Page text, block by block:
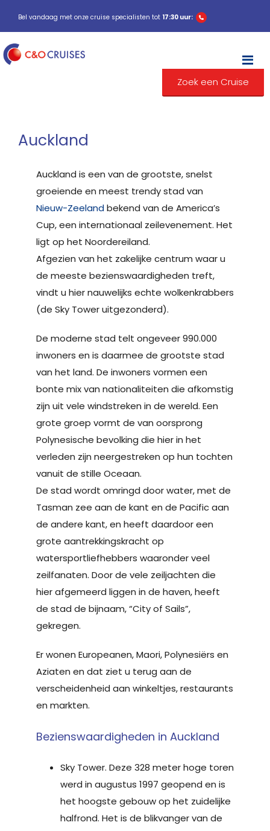
Bel vandaag met onze cruise specialisten tot 17:30 uur:
Zoek een Cruise
Auckland
Auckland is een van de grootste, snelst
groeiende en meest trendy stad van
Nieuw-Zeelandbekend van de America’s
Cup, een internationaal zeilevenement. Het
ligt op het Noordereiland.
Afgezien van het zakelijke centrum waar u
de meeste bezienswaardigheden treft,
vindt u hier nauwelijks echte wolkenkrabbers
(de Sky Tower uitgezonderd).
De moderne stad telt ongeveer 990.000
inwoners en is daarmee de grootste stad
van het land. De inwoners vormen een
bonte mix van nationaliteiten die afkomstig
zijn uit vele windstreken in de wereld. Een
grote groep vormt de van oorsprong
Polynesische bevolking die hier in het
verleden zijn neergestreken op hun tochten
vanuit de stille Oceaan.
De stad wordt omringd door water, met de
Tasman zee aan de kant en de Pacific aan
de andere kant, en heeft daardoor een
grote aantrekkingskracht op
watersportliefhebbers waaronder veel
zeilfanaten. Door de vele zeiljachten die
hier afgemeerd liggen in de haven, heeft
de stad de bijnaam, “City of Sails”,
gekregen.
Er wonen Europeanen, Maori, Polynesiërs en
Aziaten en dat ziet u terug aan de
verscheidenheid aan winkeltjes, restaurants
en markten.
Bezienswaardigheden in Auckland
Sky Tower. Deze 328 meter hoge toren
werd in augustus 1997 geopend en is
het hoogste gebouw op het zuidelijke
halfrond. Het is de blikvanger van de